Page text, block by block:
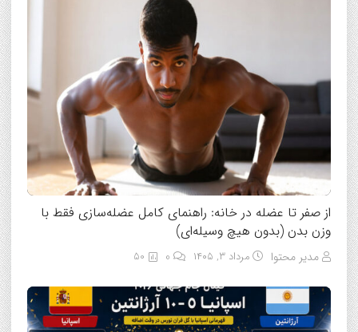
از صفر تا عضله در خانه: راهنمای کامل عضله‌سازی فقط با
وزن بدن (بدون هیچ وسیله‌ای)
مدیر محتوا مرداد ۳, ۱۴۰۵ 50